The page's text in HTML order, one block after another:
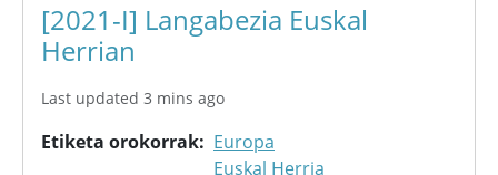
[2021-I] Langabezia Euskal
Herrian
Last updated 3 mins ago
Etiketa orokorrak
Europa
Euskal Herria